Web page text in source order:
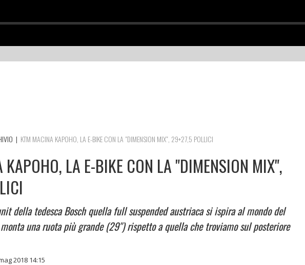
| KTM MACINA KAPOHO, LA E-BIKE CON LA "DIMENSION MIX", 29+27,5 POLLICI
LA E-BIKE CON LA "DIMENSION MIX",
della tedesca Bosch quella full suspended austriaca si ispira al mondo del
una ruota più grande (29'') rispetto a quella che troviamo sul posteriore
2018 14:15